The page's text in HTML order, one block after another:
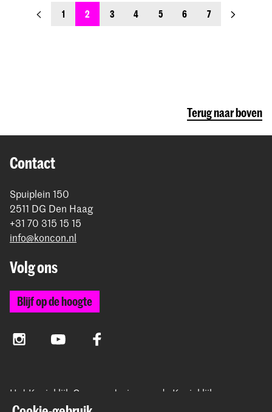
previous_page
1 2 3 4 5 6 7 next_page
Terug naar boven
Contact
Spuiplein 150
2511 DG Den Haag
+31 70 315 15 15
info@koncon.nl
Volg ons
Blijf op de hoogte
InstagramYouTube Facebook
Het Koninklijk Conservatorium en de Koninklijke
Academie van Beeldende Kunsten vormen samen